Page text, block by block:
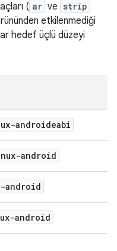
( ar ve strip
etkilenmediği
hedef üçlü düzeyi
androideabi
android
android
android